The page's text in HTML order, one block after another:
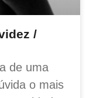
/
de uma
o mais